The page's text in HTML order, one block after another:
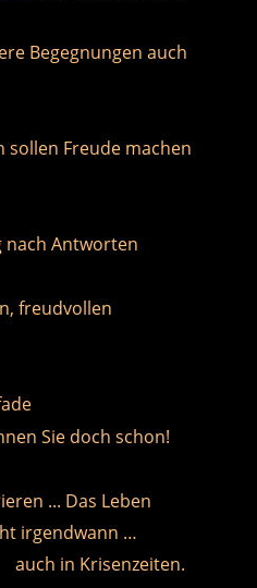
Begegnungen auch
sollen Freude machen
nach Antworten
freudvollen
kennen Sie doch schon!
... Das Leben
irgendwann …
auch in Krisenzeiten.